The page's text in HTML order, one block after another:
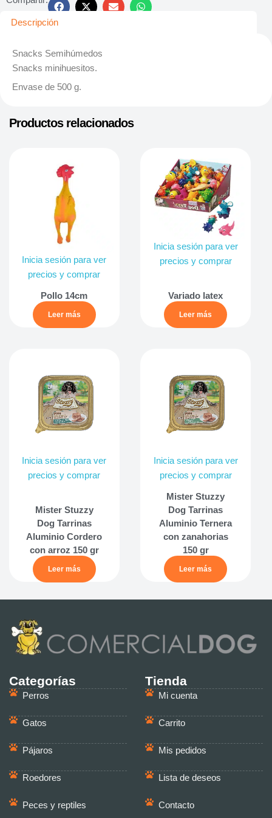
Descripción
Snacks Semihúmedos
Snacks minihuesitos.
Envase de 500 g.
Productos relacionados
Inicia sesión para ver
precios y comprar
Pollo 14cm
Leer más
Inicia sesión para ver
precios y comprar
Variado latex
Leer más
Inicia sesión para ver
precios y comprar
Mister Stuzzy
Dog Tarrinas
Aluminio Cordero
con arroz 150 gr
Leer más
Inicia sesión para ver
precios y comprar
Mister Stuzzy
Dog Tarrinas
Aluminio Ternera
con zanahorias
150 gr
Leer más
Categorías
Perros
Gatos
Pájaros
Roedores
Peces y reptiles
Tienda
Mi cuenta
Carrito
Mis pedidos
Lista de deseos
Contacto